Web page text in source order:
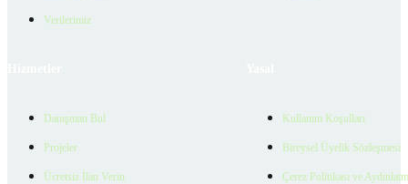
Verilerimiz
Danışman Bul
Projeler
Ücretsiz İlan Verin
Kullanım Koşulları
Bireysel Üyelik Sözleşmesi
Çerez Politikası ve